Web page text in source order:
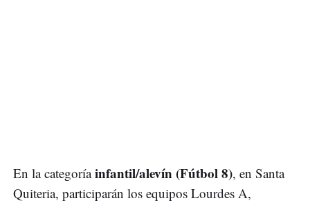
En la categoríainfantil/alevín (Fútbol 8), en Santa
Quiteria, participarán los equipos Lourdes A,